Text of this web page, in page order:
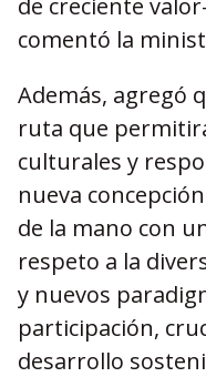
de creciente
comentó la
Además, agregó
ruta que
culturales y
nueva
de la mano con
respeto a la
y nuevos
participación,
desarrollo